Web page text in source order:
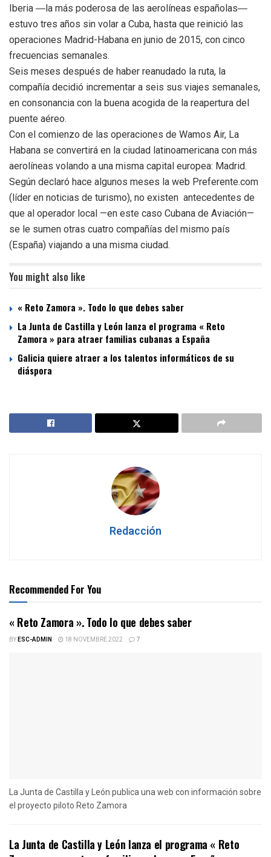
Iberia ―la más poderosa de las aerolíneas españolas―
estuvo tres años sin volar a Cuba, hasta que reinició las
operaciones Madrid-Habana en junio de 2015, con cinco
frecuencias semanales.
Seis meses después de haber reanudado la ruta, la
compañía decidió incrementar a seis sus viajes semanales,
en consonancia con la buena acogida de la reapertura del
puente aéreo.
Con el comienzo de las operaciones de Wamos Air, La
Habana se convertirá en la ciudad latinoamericana con más
aerolíneas volando a una misma capital europea: Madrid.
Según declaró hace algunos meses la web Preferente.com
(líder en noticias de turismo), no existen antecedentes de
que al operador local —en este caso Cubana de Aviación—
se le sumen otras cuatro compañías del mismo país
(España) viajando a una misma ciudad.
You might also like
« Reto Zamora ». Todo lo que debes saber
La Junta de Castilla y León lanza el programa « Reto
Zamora » para atraer familias cubanas a España
Galicia quiere atraer a los talentos informáticos de su
diáspora
Redacción
Recommended For You
« Reto Zamora ». Todo lo que debes saber
BYESC-ADMIN 18 NOVEMBRE 2022 7
La Junta de Castilla y León publica una web con información sobre
el proyecto piloto Reto Zamora
La Junta de Castilla y León lanza el programa « Reto